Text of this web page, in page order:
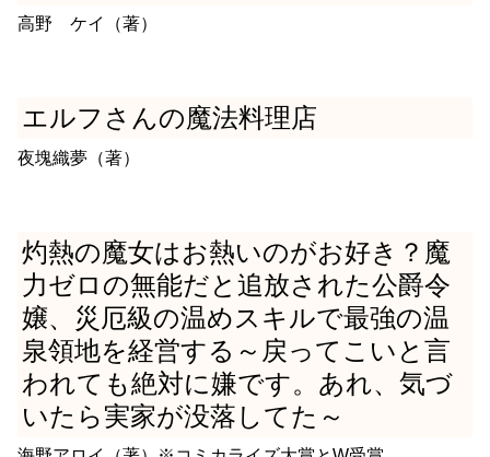
高野 ケイ（著）
エルフさんの魔法料理店
夜塊織夢（著）
灼熱の魔女はお熱いのがお好き？魔
力ゼロの無能だと追放された公爵令
嬢、災厄級の温めスキルで最強の温
泉領地を経営する～戻ってこいと言
われても絶対に嫌です。あれ、気づ
いたら実家が没落してた～